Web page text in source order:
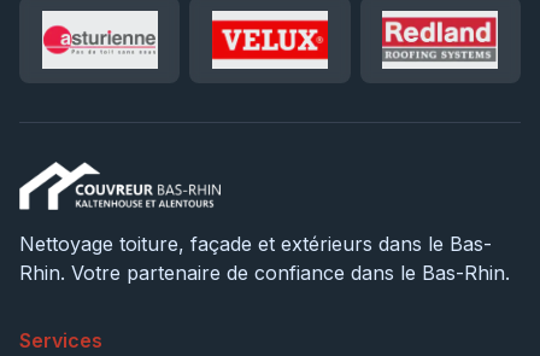
Nettoyage toiture, façade et extérieurs dans le Bas-
Rhin. Votre partenaire de confiance dans le Bas-Rhin.
Services